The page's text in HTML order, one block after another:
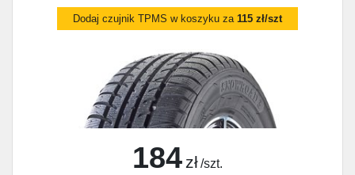
Dodaj czujnik TPMS w koszyku za 115 zł/szt
184 zł /szt.